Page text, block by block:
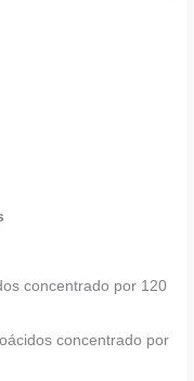
concentrado por 120
concentrado por